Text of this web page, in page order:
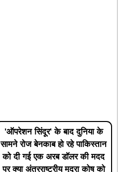
'ऑपरेशन सिंदूर' के बाद दुनिया के
सामने रोज बेनकाब हो रहे पाकिस्तान
को दी गई एक अरब डॉलर की मदद
पर क्या अंतरराष्ट्रीय मुद्रा कोष को